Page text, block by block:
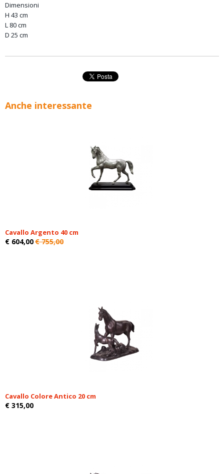
Dimensioni
H 43 cm
L 80 cm
D 25 cm
Anche interessante
Cavallo Argento 40 cm
€ 604,00€ 755,00
Cavallo Colore Antico 20 cm
€ 315,00